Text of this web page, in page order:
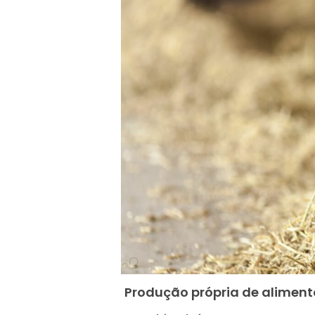
Produção própria de